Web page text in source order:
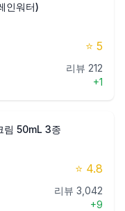
인워터)
⭐ 5
리뷰 212
+1
림 50mL 3종
⭐ 4.8
리뷰 3,042
+9